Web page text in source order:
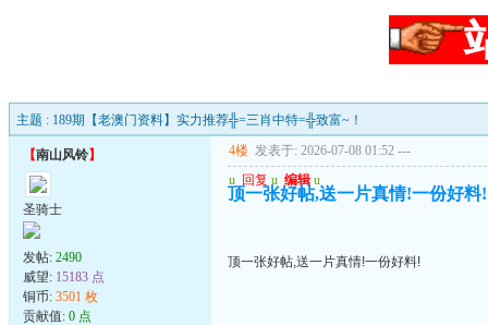
主题 : 189期【老澳门资料】实力推荐╬=三肖中特=╬致富~！
【南山风铃】
圣骑士
发帖: 2490
威望: 15183 点
铜币: 3501 枚
贡献值: 0 点
4楼 发表于: 2026-07-08 01:52 ---
u 回复 u 编辑 u
顶一张好帖,送一片真情!一份好料!
顶一张好帖,送一片真情!一份好料!